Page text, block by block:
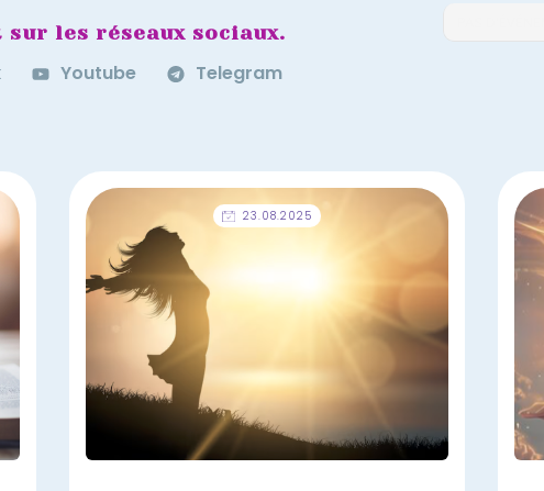
sur les réseaux sociaux.
Youtube Telegram
23.08.2025